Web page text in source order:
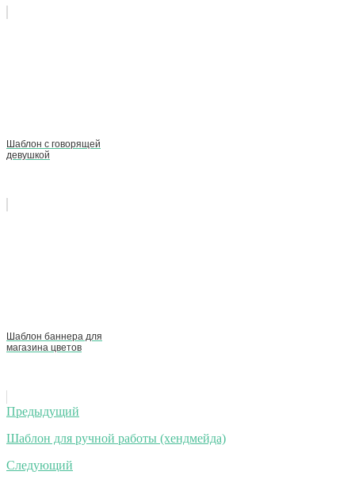
Шаблон с говорящей
девушкой
Шаблон баннера для
магазина цветов
Навигация
по
записям
Предыдущий
Шаблон для ручной работы (хендмейда)
Следующий